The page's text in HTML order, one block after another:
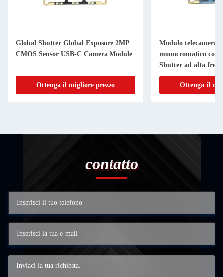
Global Shutter Global Exposure 2MP
CMOS Sensor USB-C Camera Module
Ottenga il migliore prezzo
Modulo telecamera
monocromatico con
Shutter ad alta
fotogrammi
Ottenga il
contatto